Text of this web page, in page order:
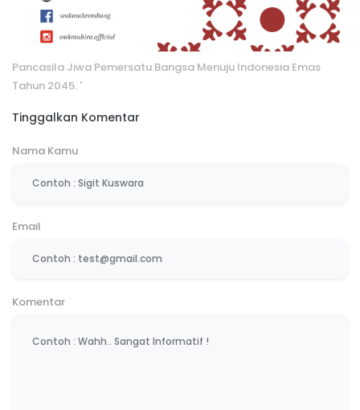
Pancasila Jiwa Pemersatu Bangsa Menuju Indonesia Emas
Tahun 2045. '
Tinggalkan Komentar
Nama Kamu
Email
Komentar